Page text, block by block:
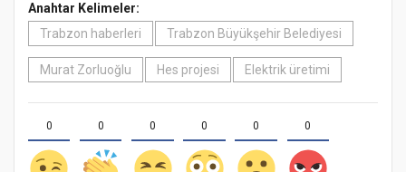
Anahtar Kelimeler:
Trabzon haberleri
Trabzon Büyükşehir Belediyesi
Murat Zorluoğlu Hes projesi Elektrik üretimi
0 0 0 0 0 0